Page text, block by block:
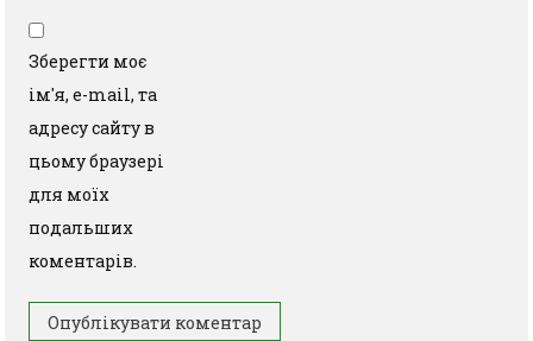
Зберегти моє
ім'я, e-mail, та
адресу сайту в
цьому браузері
для моїх
подальших
коментарів.